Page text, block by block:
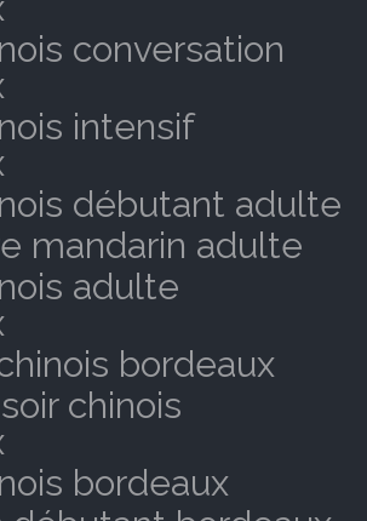
conversation
intensif
débutant adulte
mandarin adulte
adulte
bordeaux
chinois
bordeaux